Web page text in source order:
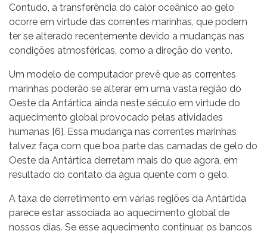
Contudo, a transferência do calor oceânico ao gelo
ocorre em virtude das correntes marinhas, que podem
ter se alterado recentemente devido a mudanças nas
condições atmosféricas, como a direção do vento.
Um modelo de computador prevê que as correntes
marinhas poderão se alterar em uma vasta região do
Oeste da Antártica ainda neste século em virtude do
aquecimento global provocado pelas atividades
humanas [6]. Essa mudança nas correntes marinhas
talvez faça com que boa parte das camadas de gelo do
Oeste da Antártica derretam mais do que agora, em
resultado do contato da água quente com o gelo.
A taxa de derretimento em várias regiões da Antártida
parece estar associada ao aquecimento global de
nossos dias. Se esse aquecimento continuar, os bancos